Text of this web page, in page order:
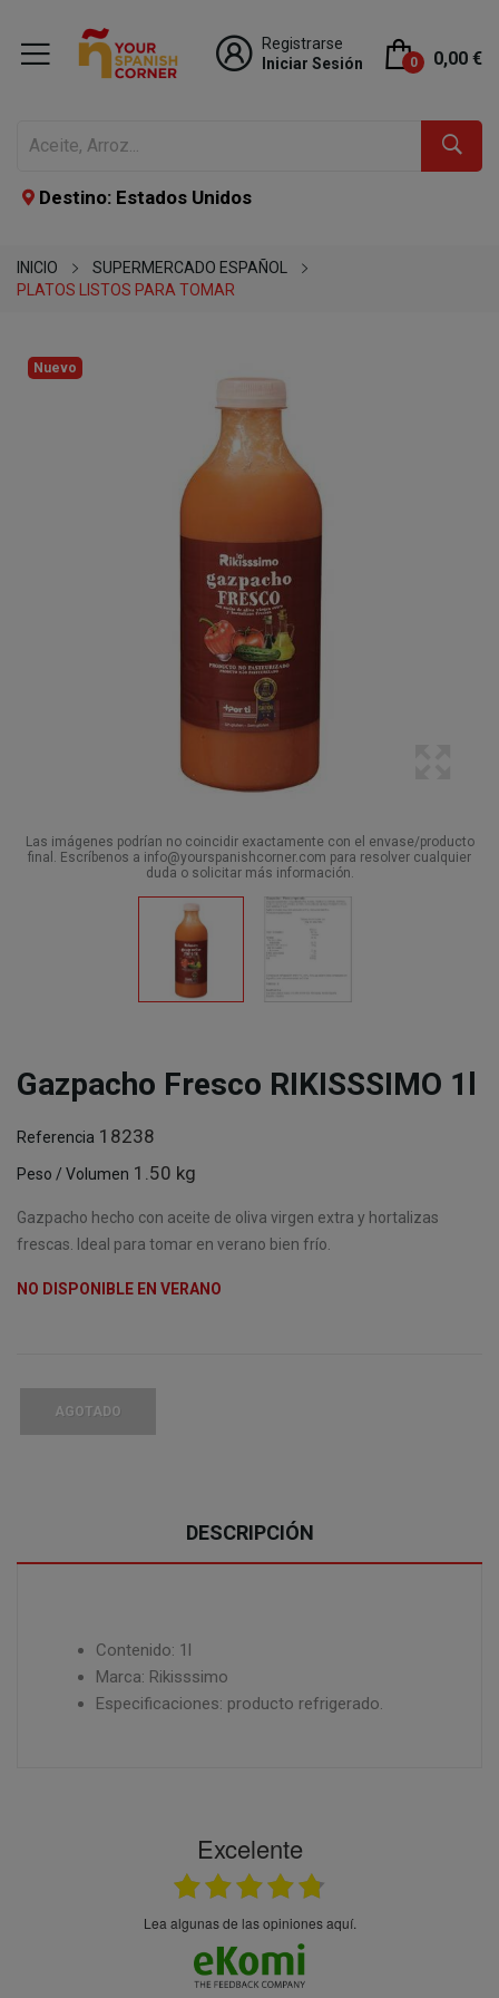
Registrarse
Iniciar Sesión
0 0,00 €
Destino: Estados Unidos
INICIO
SUPERMERCADO ESPAÑOL
PLATOS LISTOS PARA TOMAR
Nuevo
Las imágenes podrían no coincidir exactamente con el envase/producto
final. Escríbenos a info@yourspanishcorner.com para resolver cualquier
duda o solicitar más información.
Gazpacho Fresco RIKISSSIMO 1l
Referencia 18238
Peso / Volumen 1.50 kg
Gazpacho hecho con aceite de oliva virgen extra y hortalizas
frescas. Ideal para tomar en verano bien frío.
NO DISPONIBLE EN VERANO
AGOTADO
DESCRIPCIÓN
Contenido: 1l
Marca: Rikisssimo
Especificaciones: producto refrigerado.
Excelente
Lea algunas de las opiniones aquí.